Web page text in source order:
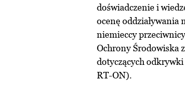
doświadczenie i
ocenę oddziaływania
niemieccy
Ochrony Środowiska
dotyczących
RT-ON).